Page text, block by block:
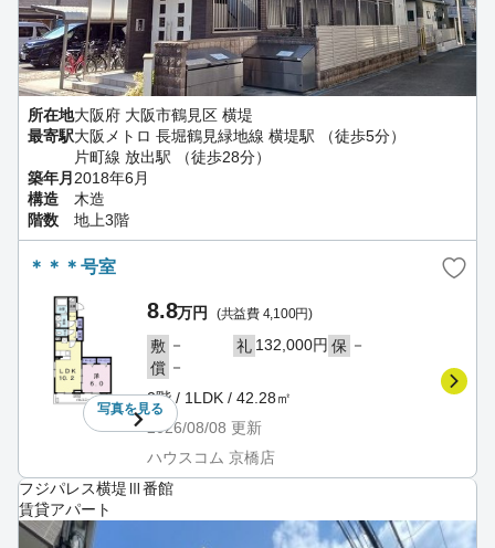
所在地大阪府 大阪市鶴見区 横堤
最寄駅大阪メトロ 長堀鶴見緑地線 横堤駅 （徒歩5分）
片町線 放出駅 （徒歩28分）
築年月2018年6月
構造
木造
階数
地上3階
＊＊＊号室
写真を見る
8.8万円 (共益費 4,100円)
敷 － 礼 132,000円 保 －
償 －
2階 / 1LDK / 42.28㎡
2026/08/08 更新
ハウスコム 京橋店
フジパレス横堤Ⅲ番館
賃貸アパート